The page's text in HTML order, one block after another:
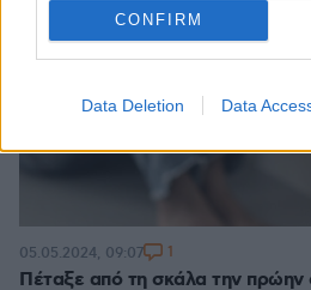
CONFIRM
Data Deletion Data
Πέταξε από τη σκάλα την
05.05.2024, 09:07 1